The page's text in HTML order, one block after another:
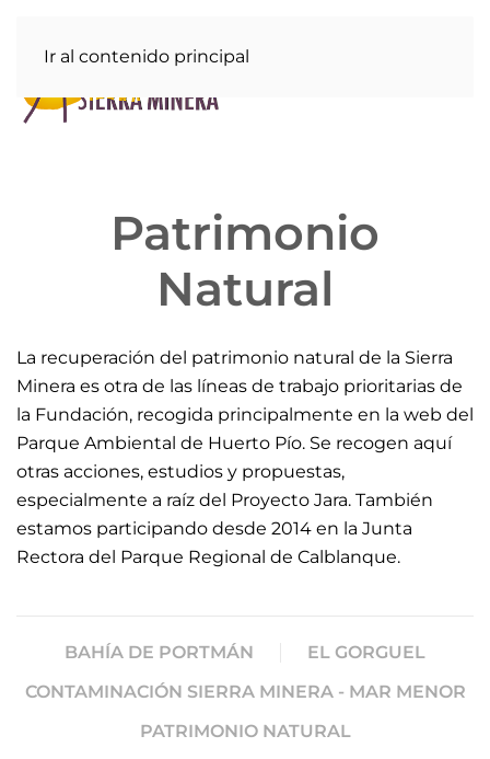
Ir al contenido principal
Patrimonio
Natural
La recuperación del patrimonio natural de la Sierra
Minera es otra de las líneas de trabajo prioritarias de
la Fundación, recogida principalmente en la web del
Parque Ambiental de Huerto Pío. Se recogen aquí
otras acciones, estudios y propuestas,
especialmente a raíz del Proyecto Jara. También
estamos participando desde 2014 en la Junta
Rectora del Parque Regional de Calblanque.
BAHÍA DE PORTMÁN
EL GORGUEL
CONTAMINACIÓN SIERRA MINERA - MAR MENOR
PATRIMONIO NATURAL